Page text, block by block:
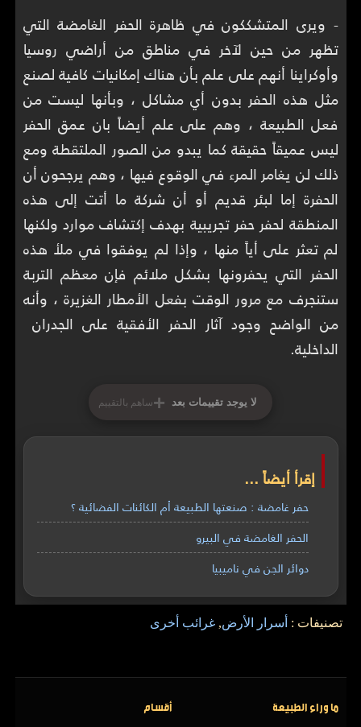
- ويرى المتشككون في ظاهرة الحفر الغامضة التي
تظهر من حين لآخر في مناطق من أراضي روسيا
وأوكراينا أنهم على علم بأن هناك إمكانيات كافية لصنع
مثل هذه الحفر بدون أي مشاكل ، وبأنها ليست من
فعل الطبيعة ، وهم على علم أيضاً بان عمق الحفر
ليس عميقاً حقيقة كما يبدو من الصور الملتقطة ومع
ذلك لن يغامر المرء في الوقوع فيها ، وهم يرجحون أن
الحفرة إما لبئر قديم أو أن شركة ما أتت إلى هذه
المنطقة لحفر حفر تجريبية بهدف إكتشاف موارد ولكنها
لم تعثر على أياً منها ، وإذا لم يوفقوا في ملأ هذه
الحفر التي يحفرونها بشكل ملائم فإن معظم التربة
ستنجرف مع مرور الوقت بفعل الأمطار الغزيرة ، وأنه
من الواضح وجود آثار الحفر الأفقية على الجدران
الداخلية.
لا يوجد تقييمات بعد +ساهم بالتقييم
إقرأ أيضاً ...
حفر غامضة : صنعتها الطبيعة أم الكائنات الفضائية ؟
الحفر الغامضة في البيرو
دوائر الجن في ناميبيا
تصنيفات : أسرار الأرض,غرائب أخرى
ما وراء الطبيعة أقسام